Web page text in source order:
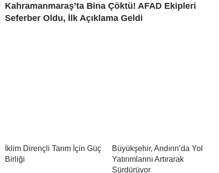
Kahramanmaraş’ta Bina Çöktü! AFAD Ekipleri
Seferber Oldu, İlk Açıklama Geldi
İklim Dirençli Tarım İçin Güç
Birliği
Büyükşehir, Andırın’da Yol
Yatırımlarını Artırarak
Sürdürüyor